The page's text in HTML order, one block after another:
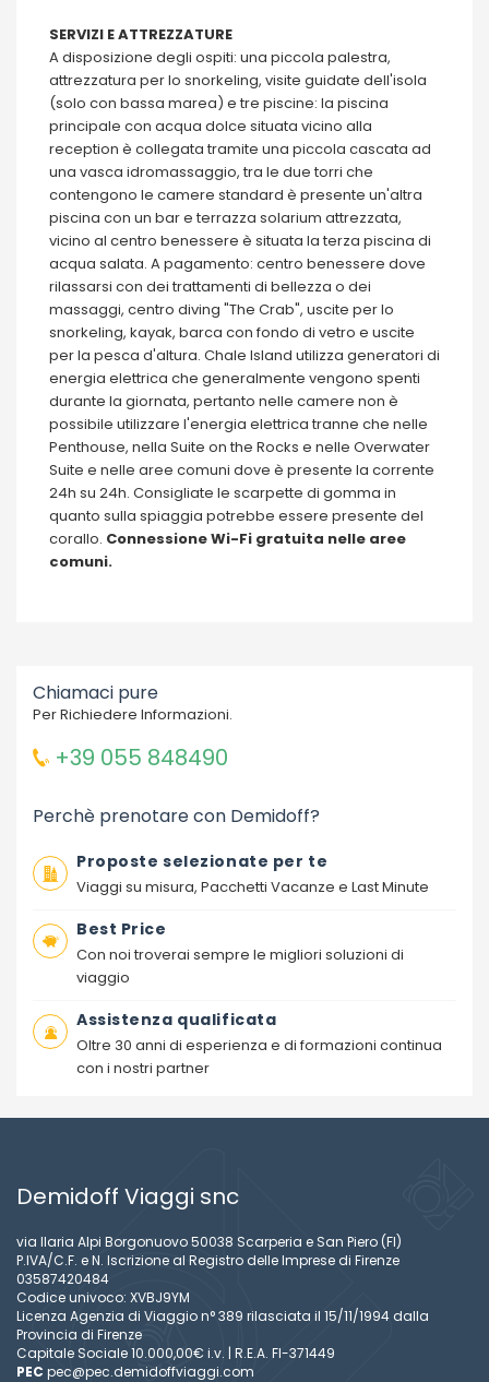
SERVIZI E ATTREZZATURE
A disposizione degli ospiti: una piccola palestra,
attrezzatura per lo snorkeling, visite guidate dell'isola
(solo con bassa marea) e tre piscine: la piscina
principale con acqua dolce situata vicino alla
reception è collegata tramite una piccola cascata ad
una vasca idromassaggio, tra le due torri che
contengono le camere standard è presente un'altra
piscina con un bar e terrazza solarium attrezzata,
vicino al centro benessere è situata la terza piscina di
acqua salata. A pagamento: centro benessere dove
rilassarsi con dei trattamenti di bellezza o dei
massaggi, centro diving "The Crab", uscite per lo
snorkeling, kayak, barca con fondo di vetro e uscite
per la pesca d'altura. Chale Island utilizza generatori di
energia elettrica che generalmente vengono spenti
durante la giornata, pertanto nelle camere non è
possibile utilizzare l'energia elettrica tranne che nelle
Penthouse, nella Suite on the Rocks e nelle Overwater
Suite e nelle aree comuni dove è presente la corrente
24h su 24h. Consigliate le scarpette di gomma in
quanto sulla spiaggia potrebbe essere presente del
corallo. Connessione Wi-Fi gratuita nelle aree
comuni.
Chiamaci pure
Per Richiedere Informazioni.
+39 055 848490
Perchè prenotare con Demidoff?
Proposte selezionate per te
Viaggi su misura, Pacchetti Vacanze e Last Minute
Best Price
Con noi troverai sempre le migliori soluzioni di
viaggio
Assistenza qualificata
Oltre 30 anni di esperienza e di formazioni continua
con i nostri partner
Demidoff Viaggi snc
via Ilaria Alpi Borgonuovo 50038 Scarperia e San Piero (FI)
P.IVA/C.F. e N. Iscrizione al Registro delle Imprese di Firenze
03587420484
Codice univoco: XVBJ9YM
Licenza Agenzia di Viaggio n° 389 rilasciata il 15/11/1994 dalla
Provincia di Firenze
Capitale Sociale 10.000,00€ i.v. | R.E.A. FI-371449
PEC pec@pec.demidoffviaggi.com